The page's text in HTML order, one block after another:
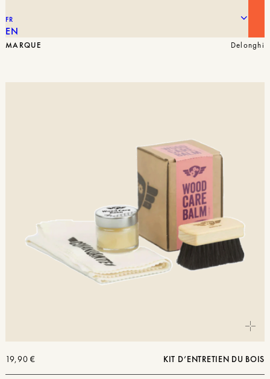
FR
EN
MARQUE Delonghi
KIT D’ENTRETIEN DU BOIS
19,90€